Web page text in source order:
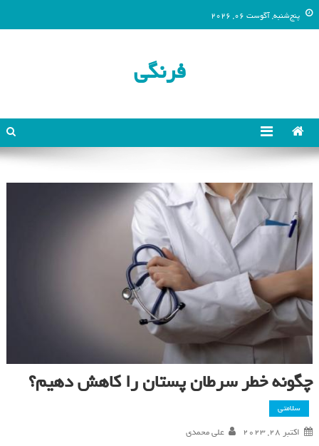
پنج‌شنبه, آگوست 06, 2026
فرنگی
چگونه خطر سرطان پستان را کاهش دهیم؟
سلامتی
اکتبر 28, 2023 علی محمدی